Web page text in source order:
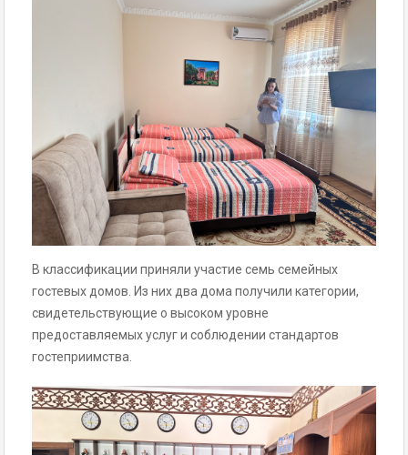
В классификации приняли участие семь семейных
гостевых домов. Из них два дома получили категории,
свидетельствующие о высоком уровне
предоставляемых услуг и соблюдении стандартов
гостеприимства.